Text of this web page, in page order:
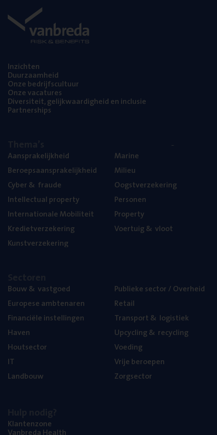
Inzich­ten
Duur­zaam­heid
Onze bedrijfs­cul­tuur
Onze vaca­tu­res
Diver­si­teit, gelijk­waar­dig­heid en inclusie
Part­ner­ships
Aan­spra­ke­lijk­heid
Beroeps­aan­spra­ke­lijk­heid
Cyber& fraude
Intel­lec­tu­al property
Inter­na­ti­o­na­le Mobiliteit
Kre­diet­ver­ze­ke­ring
Kunst­ver­ze­ke­ring
Mari­ne
Mili­eu
Oogst­ver­ze­ke­ring
Per­so­nen
Pro­per­ty
Voer­tuig& vloot
Bouw& vastgoed
Euro­pe­se ambtenaren
Finan­ci­ë­le instellingen
Haven
Hout­sec­tor
IT
Land­bouw
Publie­ke sec­tor / Overheid
Retail
Trans­port& logistiek
Upcy­cling& recycling
Voe­ding
Vrije beroe­pen
Zorg­sec­tor
Klan­ten­zo­ne
Van­b­re­da Health